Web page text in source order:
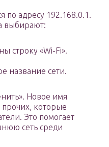
по адресу 192.168.0.1.
выбирают:
строку «Wi-Fi».
название сети.
Новое имя
прочих, которые
Это помогает
сеть среди